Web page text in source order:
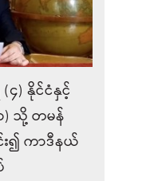
) နိုင်ငံနှင့်
) သို့ တမန်
း၍ ကာဒီနယ်